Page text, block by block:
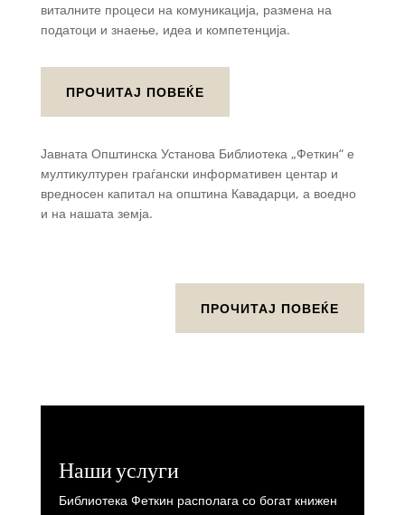
виталните процеси на комуникација, размена на
податоци и знаење, идеа и компетенција.
ПРОЧИТАЈ ПОВЕЌЕ
Јавната Општинска Установа Библиотека „Феткин“ е
мултикултурен граѓански информативен центар и
вредносен капитал на општина Кавадарци, а воедно
и на нашата земја.
ПРОЧИТАЈ ПОВЕЌЕ
Наши услуги
Библиотека Феткин располага со богат книжен